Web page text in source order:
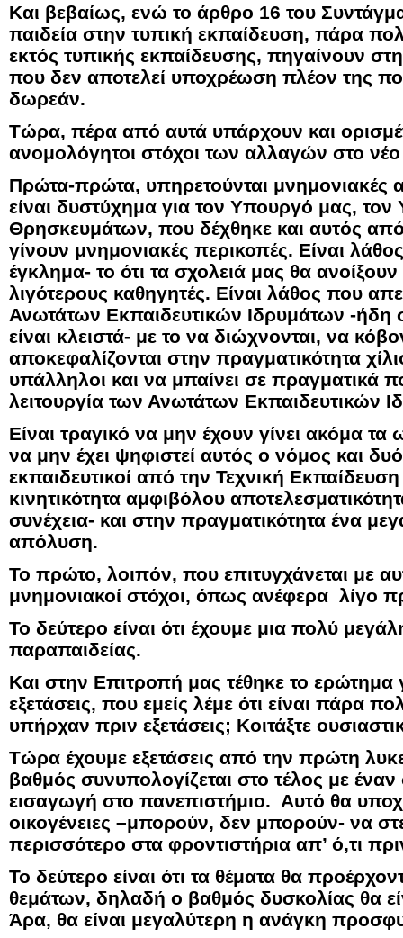
Και βεβαίως, ενώ το άρθρο 16 του
παιδεία στην τυπική εκπαίδευση, πάρα
εκτός τυπικής εκπαίδευσης, πηγαίνουν
που δεν αποτελεί υποχρέωση πλέον της
δωρεάν.
Τώρα, πέρα από αυτά υπάρχουν και
ανομολόγητοι στόχοι των αλλαγών στο νέο
Πρώτα-πρώτα, υπηρετούνται μνημονιακές
είναι δυστύχημα για τον Υπουργό μας, τον
Θρησκευμάτων, που δέχθηκε και αυτός από
γίνουν μνημονιακές περικοπές. Είναι
έγκλημα- το ότι τα σχολειά μας θα ανοίξουν
λιγότερους καθηγητές. Είναι λάθος που
Ανωτάτων Εκπαιδευτικών Ιδρυμάτων -
είναι κλειστά- με το να διώχνονται, να
αποκεφαλίζονται στην πραγματικότητα
υπάλληλοι και να μπαίνει σε πραγματικά
λειτουργία των Ανωτάτων Εκπαιδευτικών
Είναι τραγικό να μην έχουν γίνει ακόμα
να μην έχει ψηφιστεί αυτός ο νόμος και
εκπαιδευτικοί από την Τεχνική
κινητικότητα αμφιβόλου
συνέχεια- και στην πραγματικότητα ένα
απόλυση.
Το πρώτο, λοιπόν, που επιτυγχάνεται με
μνημονιακοί στόχοι, όπως ανέφερα λίγο
Το δεύτερο είναι ότι έχουμε μια πολύ
παραπαιδείας.
Και στην Επιτροπή μας τέθηκε το ερώτημα
εξετάσεις, που εμείς λέμε ότι είναι πάρα
υπήρχαν πριν εξετάσεις; Κοιτάξτε
Τώρα έχουμε εξετάσεις από την πρώτη
βαθμός συνυπολογίζεται στο τέλος με
εισαγωγή στο πανεπιστήμιο. Αυτό θα
οικογένειες –μπορούν, δεν μπορούν- να
περισσότερο στα φροντιστήρια απ’ ό,τι
Το δεύτερο είναι ότι τα θέματα θα
θεμάτων, δηλαδή ο βαθμός δυσκολίας θα
Άρα, θα είναι μεγαλύτερη η ανάγκη